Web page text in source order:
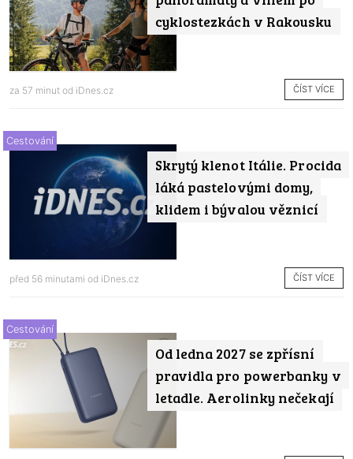
cyklostezkách v Rakousku
za 57 minut od iDnes.cz ČÍST VÍCE
Skrytý klenot Itálie. Procida
láká pastelovými domy,
klidem i bývalou věznicí
Cestování
před 56 minutami od iDnes.cz ČÍST VÍCE
Od ledna 2027 se zpřísní
pravidla pro powerbanky v
letadle. Aerolinky nečekají
Cestování